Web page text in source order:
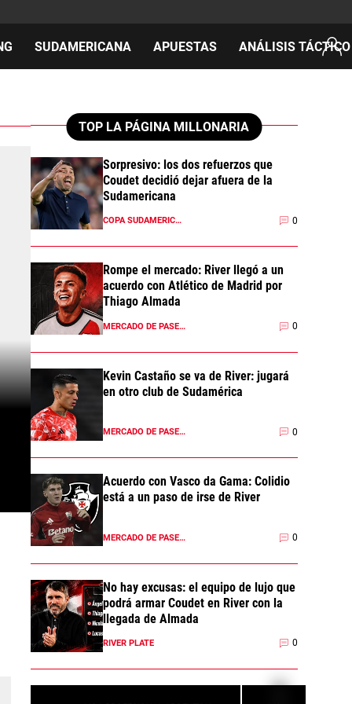
SUDAMERICANA APUESTAS ANÁLISIS TÁCTICO
del día
TOP LA PÁGINA MILLONARIA
Sorpresivo: los dos refuerzos que
Coudet decidió dejar afuera de la
Sudamericana
COPA SUDAMERICANA 2026 0
Rompe el mercado: River llegó a un
acuerdo con Atlético de Madrid por
Thiago Almada
MERCADO DE PASES 2026 0
Kevin Castaño se va de River: jugará
en otro club de Sudamérica
MERCADO DE PASES 2026 0
Acuerdo con Vasco da Gama: Colidio
está a un paso de irse de River
MERCADO DE PASES 2026 0
No hay excusas: el equipo de lujo que
podrá armar Coudet en River con la
llegada de Almada
RIVER PLATE 0